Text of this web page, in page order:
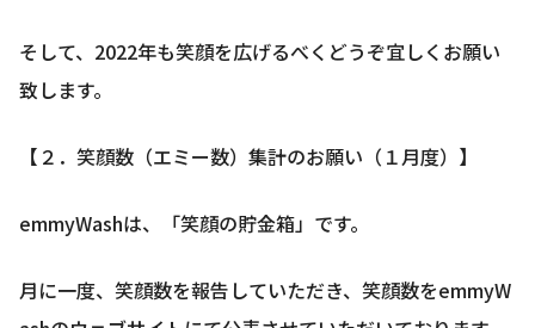
そして、2022年も笑顔を広げるべくどうぞ宜しくお願い
致します。
【２．笑顔数（エミー数）集計のお願い（１月度）】
emmyWashは、「笑顔の貯金箱」です。
月に一度、笑顔数を報告していただき、笑顔数をemmyW